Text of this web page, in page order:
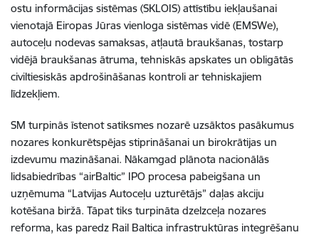
ostu informācijas sistēmas (SKLOIS) attīstību iekļaušanai
vienotajā Eiropas Jūras vienloga sistēmas vidē (EMSWe),
autoceļu nodevas samaksas, atļautā braukšanas, tostarp
vidējā braukšanas ātruma, tehniskās apskates un obligātās
civiltiesiskās apdrošināšanas kontroli ar tehniskajiem
līdzekļiem.
SM turpinās īstenot satiksmes nozarē uzsāktos pasākumus
nozares konkurētspējas stiprināšanai un birokrātijas un
izdevumu mazināšanai. Nākamgad plānota nacionālās
lidsabiedrības “airBaltic” IPO procesa pabeigšana un
uzņēmuma “Latvijas Autoceļu uzturētājs” daļas akciju
kotēšana biržā. Tāpat tiks turpināta dzelzceļa nozares
reforma, kas paredz Rail Baltica infrastruktūras integrēšanu